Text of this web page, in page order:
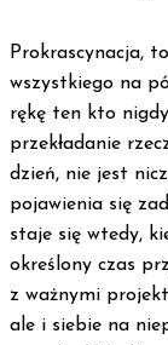
Prokrascynacja,
wszystkiego na
rękę ten kto nigdy
przekładanie
dzień, nie jest
pojawienia się
staje się wtedy,
określony czas
z ważnymi
ale i siebie na